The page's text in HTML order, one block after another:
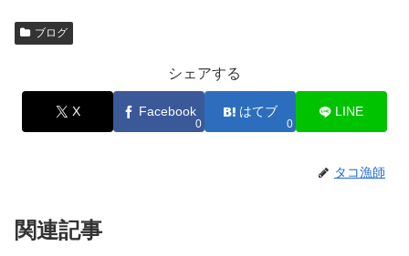
ブログ
シェアする
X Facebook
0
はてブ
0
LINE
タコ漁師
関連記事